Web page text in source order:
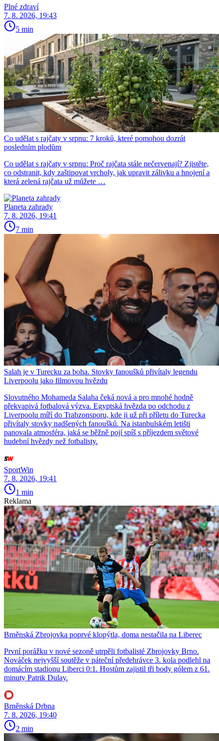
Plné zdraví
7. 8. 2026, 19:43
5 min
Co udělat s rajčaty v srpnu: 7 kroků, které pomohou dozrát
posledním plodům
Co udělat s rajčaty v srpnu: Proč rajčata stále nečervenají? Zjistěte,
co odstranit, kdy zaštipovat vrcholy, jak upravit zálivku a hnojení a
která zelená rajčata už můžete …
Planeta zahrady
7. 8. 2026, 19:41
7 min
Salah je v Turecku za boha. Stovky fanoušků přivítaly legendu
Liverpoolu jako filmovou hvězdu
Slovutného Mohameda Salaha čeká nová a pro mnohé hodně
překvapivá fotbalová výzva. Egyptská hvězda po odchodu z
Liverpoolu míří do Trabzonsporu, kde ji už při příletu do Turecka
přivítaly stovky nadšených fanoušků. Na istanbulském letišti
panovala atmosféra, jaká se běžně pojí spíš s příjezdem světové
hudební hvězdy než fotbalisty.
SportWin
7. 8. 2026, 19:41
1 min
Reklama
Brněnská Zbrojovka poprvé klopýtla, doma nestačila na Liberec
První porážku v nové sezoně utrpěli fotbalisté Zbrojovky Brno.
Nováček nejvyšší soutěže v páteční předehrávce 3. kola podlehl na
domácím stadionu Liberci 0:1. Hostům zajistil tři body gólem z 61.
minuty Patrik Dulay.
Brněnská Drbna
7. 8. 2026, 19:40
2 min